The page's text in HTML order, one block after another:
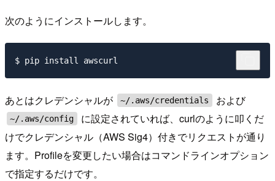
次のようにインストールします。
あとはクレデンシャルが ~/.aws/credentials および
~/.aws/config
に設定されていれば、curlのように叩くだ
けでクレデンシャル（AWS Sig4）付きでリクエストが通り
ます。Profileを変更したい場合はコマンドラインオプション
で指定するだけです。